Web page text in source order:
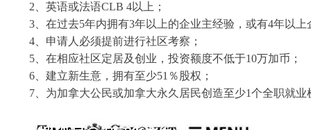
2、英语或法语CLB 4以上；
3、在过去5年内拥有3年以上的企业主经验，或有4年以
4、申请人必须提前进行社区考察；
5、在相应社区定居及创业，投资额度不低于10万加币；
6、建立新生意，拥有至少51％股权；
7、为加拿大公民或加拿大永久居民创造至少1个全职就业